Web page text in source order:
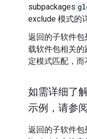
subpackages
exclude 模式的
返回的子软件
载软件包相关
定模式匹配，而
如需详细了
示例，请参
返回的子软件